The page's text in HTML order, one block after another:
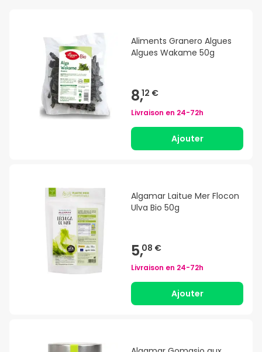
Aliments Granero Algues
Algues Wakame 50g
8,12 €
Livraison en 24-72h
Ajouter
Algamar Laitue Mer Flocon
Ulva Bio 50g
5,08 €
Livraison en 24-72h
Ajouter